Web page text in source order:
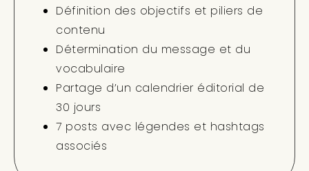
Définition des objectifs et piliers de
contenu
Détermination du message et du
vocabulaire
Partage d’un calendrier éditorial de
30 jours
7 posts avec légendes et hashtags
associés